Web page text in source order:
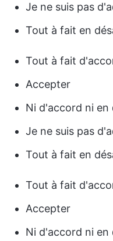
Je ne suis pas
Tout à fait en
Tout à fait
Accepter
Ni d'accord ni en
Je ne suis pas
Tout à fait en
Tout à fait
Accepter
Ni d'accord ni en